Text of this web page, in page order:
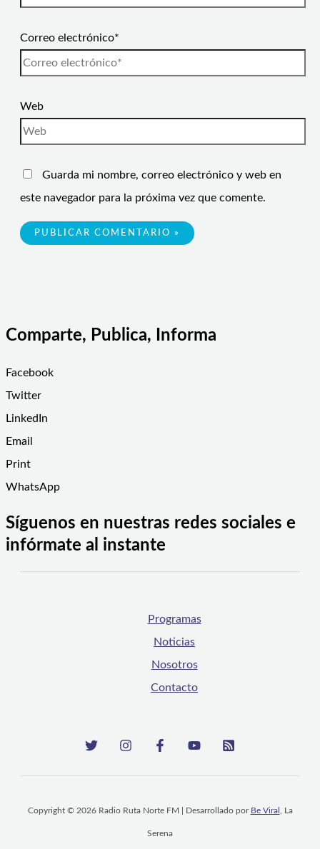
Correo electrónico*
Web
Guarda mi nombre, correo electrónico y web en
este navegador para la próxima vez que comente.
Comparte, Publica, Informa
Facebook
Twitter
LinkedIn
Email
Print
WhatsApp
Síguenos en nuestras redes sociales e
infórmate al instante
Programas
Noticias
Nosotros
Contacto
Copyright © 2026 Radio Ruta Norte FM | Desarrollado por Be Viral , La
Serena